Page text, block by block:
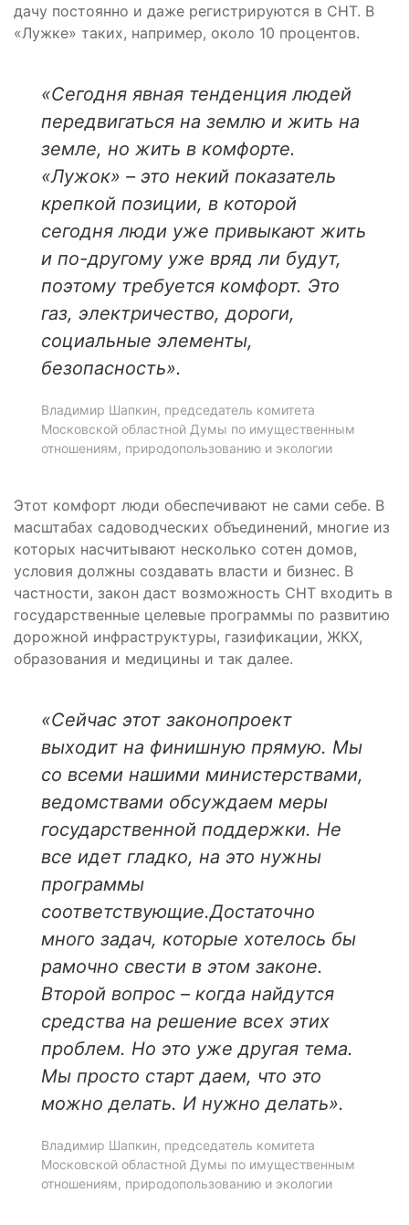
дачу постоянно и даже регистрируются в СНТ. В
«Лужке» таких, например, около 10 процентов.
«Сегодня явная тенденция людей
передвигаться на землю и жить на
земле, но жить в комфорте.
«Лужок» – это некий показатель
крепкой позиции, в которой
сегодня люди уже привыкают жить
и по-другому уже вряд ли будут,
поэтому требуется комфорт. Это
газ, электричество, дороги,
социальные элементы,
безопасность».
Владимир Шапкин, председатель комитета
Московской областной Думы по имущественным
отношениям, природопользованию и экологии
Этот комфорт люди обеспечивают не сами себе. В
масштабах садоводческих объединений, многие из
которых насчитывают несколько сотен домов,
условия должны создавать власти и бизнес. В
частности, закон даст возможность СНТ входить в
государственные целевые программы по развитию
дорожной инфраструктуры, газификации, ЖКХ,
образования и медицины и так далее.
«Сейчас этот законопроект
выходит на финишную прямую. Мы
со всеми нашими министерствами,
ведомствами обсуждаем меры
государственной поддержки. Не
все идет гладко, на это нужны
программы
соответствующие.Достаточно
много задач, которые хотелось бы
рамочно свести в этом законе.
Второй вопрос – когда найдутся
средства на решение всех этих
проблем. Но это уже другая тема.
Мы просто старт даем, что это
можно делать. И нужно делать».
Владимир Шапкин, председатель комитета
Московской областной Думы по имущественным
отношениям, природопользованию и экологии